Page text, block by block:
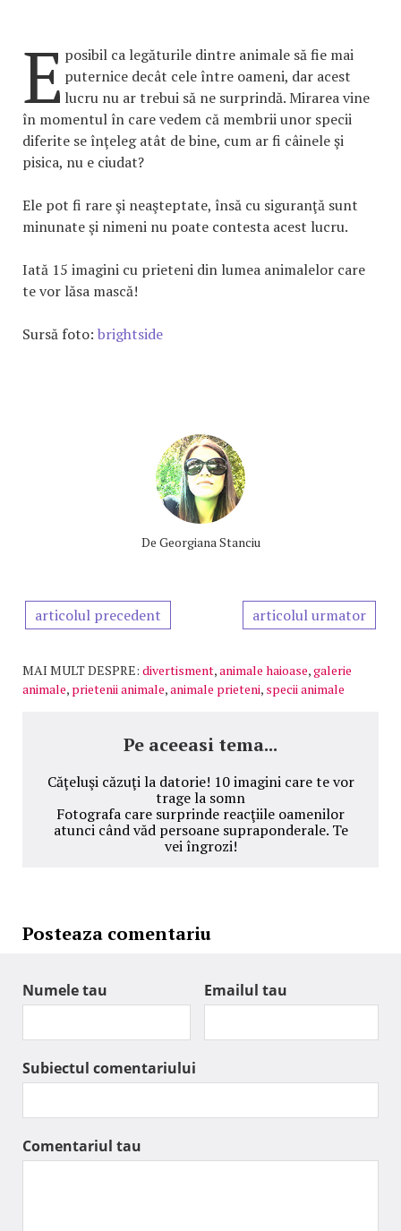
E posibil ca legăturile dintre animale să fie mai
puternice decât cele între oameni, dar acest
lucru nu ar trebui să ne surprindă. Mirarea vine
în momentul în care vedem că membrii unor specii
diferite se înţeleg atât de bine, cum ar fi câinele şi
pisica, nu e ciudat?
Ele pot fi rare şi neaşteptate, însă cu siguranţă sunt
minunate şi nimeni nu poate contesta acest lucru.
Iată 15 imagini cu prieteni din lumea animalelor care
te vor lăsa mască!
Sursă foto: brightside
De Georgiana Stanciu
articolul precedent articolul urmator
MAI MULT DESPRE: divertisment,animale haioase,galerie
animale, prietenii animale,animale prieteni, specii animale
Pe aceeasi tema...
Căţeluşi căzuţi la datorie! 10 imagini care te vor
trage la somn
Fotografa care surprinde reacţiile oamenilor
atunci când văd persoane supraponderale. Te
vei îngrozi!
Posteaza comentariu
Numele tau Emailul tau
Subiectul comentariului
Comentariul tau